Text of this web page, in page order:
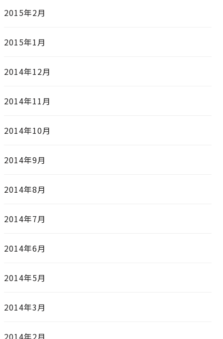
2015年2月
2015年1月
2014年12月
2014年11月
2014年10月
2014年9月
2014年8月
2014年7月
2014年6月
2014年5月
2014年3月
2014年2月